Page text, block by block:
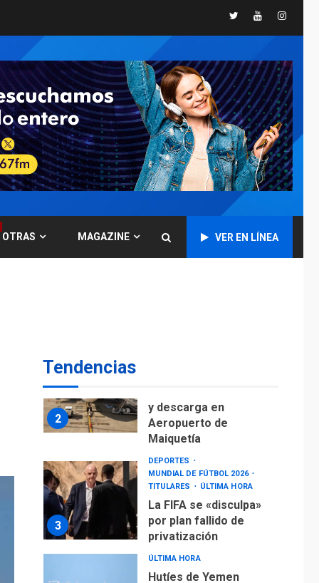
TwitterYoutube
OTRAS MAGAZINE VER EN LÍNEA
Tendencias
6
Mariño respalda a
Cámara de Comercio
para reforma de Ley
de Puerto Libre
7
POLÍTICA
TITULARES
ÚLTIMA HORA
CNP plantea incluir
Libertad de Expresión
en agenda de
negociación con
comisión de AN 2015
ÚLTIMA HORA
El Deporte: Un
2
y descarga en
Aeropuerto de
Maiquetía
3
DEPORTES
MUNDIAL DE FÚTBOL 2026
TITULARES
ÚLTIMA HORA
La FIFA se «disculpa»
por plan fallido de
privatización
ÚLTIMA HORA
Hutíes de Yemen